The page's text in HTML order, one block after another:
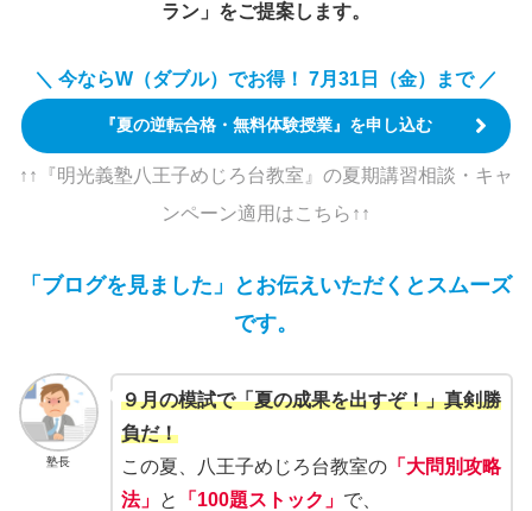
ラン」をご提案します。
＼ 今ならW（ダブル）でお得！ 7月31日（金）まで ／
『夏の逆転合格・無料体験授業』を申し込む
↑↑『明光義塾八王子めじろ台教室』の夏期講習相談・キャ
ンペーン適用はこちら↑↑
「ブログを見ました」とお伝えいただくとスムーズ
です。
塾長
９月の模試で「夏の成果を出すぞ！」真剣勝
負だ！
この夏、八王子めじろ台教室の「大問別攻略
法」 と 「100題ストック」 で、